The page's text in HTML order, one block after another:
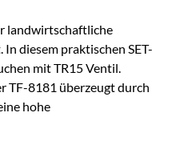
landwirtschaftliche
diesem praktischen SET-
mit TR15 Ventil.
TF-8181 überzeugt durch
hohe